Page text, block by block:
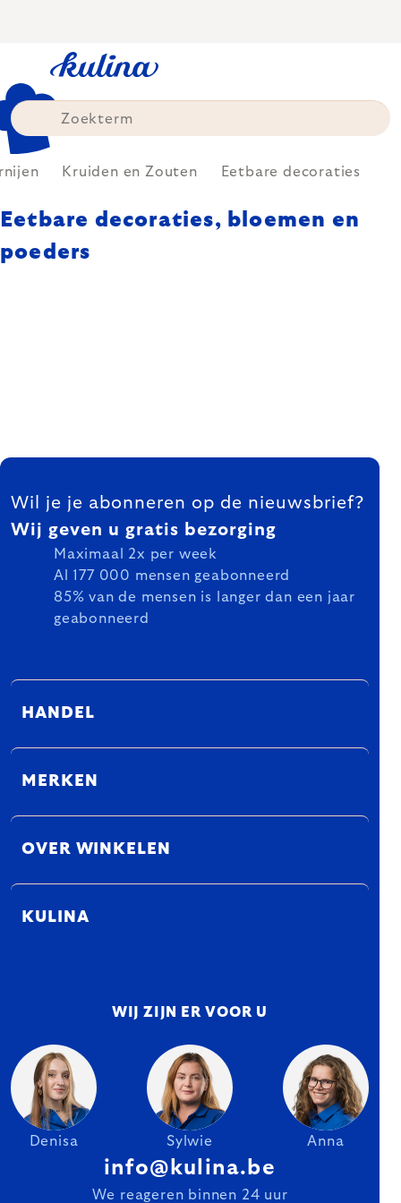
Kruiden en Zouten Eetbare decoraties
Eetbare decoraties, bloemen en
poeders
FOOTER
Wil je je abonneren op de nieuwsbrief?
Wij geven u gratis bezorging
Maximaal 2x per week
Al 177 000 mensen geabonneerd
85% van de mensen is langer dan een jaar
geabonneerd
HANDEL
MERKEN
OVER WINKELEN
KULINA
WIJ ZIJN ER VOOR U
Denisa Sylwie Anna
info@kulina.be
We reageren binnen 24 uur